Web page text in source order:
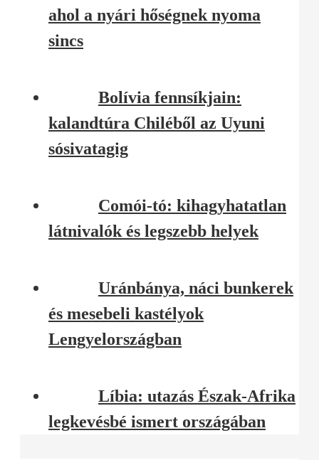
ahol a nyári hőségnek nyoma
sincs
Bolívia fennsíkjain:
kalandtúra Chiléből az Uyuni
sósivatagig
Comói-tó: kihagyhatatlan
látnivalók és legszebb helyek
Uránbánya, náci bunkerek
és mesebeli kastélyok
Lengyelországban
Líbia: utazás Észak-Afrika
legkevésbé ismert országában